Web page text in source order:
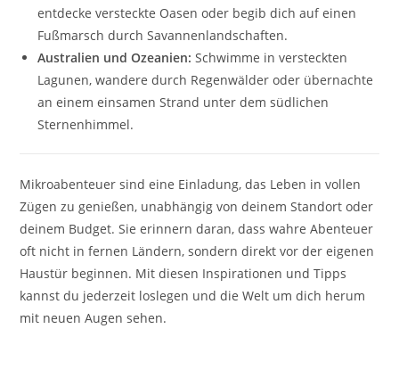
entdecke versteckte Oasen oder begib dich auf einen
Fußmarsch durch Savannenlandschaften.
Australien und Ozeanien: Schwimme in versteckten
Lagunen, wandere durch Regenwälder oder übernachte
an einem einsamen Strand unter dem südlichen
Sternenhimmel.
Mikroabenteuer sind eine Einladung, das Leben in vollen
Zügen zu genießen, unabhängig von deinem Standort oder
deinem Budget. Sie erinnern daran, dass wahre Abenteuer
oft nicht in fernen Ländern, sondern direkt vor der eigenen
Haustür beginnen. Mit diesen Inspirationen und Tipps
kannst du jederzeit loslegen und die Welt um dich herum
mit neuen Augen sehen.